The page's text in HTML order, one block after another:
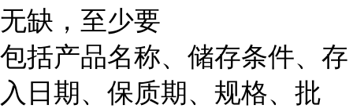
无缺，至少要
包括产品名称、储存条件、存
入日期、保质期、规格、批